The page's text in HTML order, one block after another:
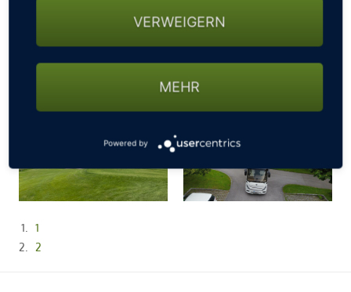
1
2
VERWEIGERN
MEHR
Powered by